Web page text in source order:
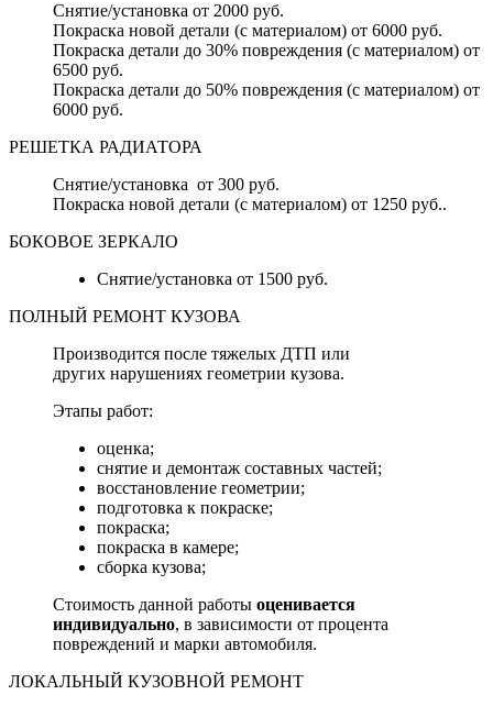
Снятие/установка от 2000 руб.
Покраска новой детали (с материалом) от 6000 руб.
Покраска детали до 30% повреждения (с материалом) от
6500 руб.
Покраска детали до 50% повреждения (с материалом) от
6000 руб.
РЕШЕТКА РАДИАТОРА
Снятие/установка от 300 руб.
Покраска новой детали (с материалом) от 1250 руб..
БОКОВОЕ ЗЕРКАЛО
Снятие/установка от 1500 руб.
ПОЛНЫЙ РЕМОНТ КУЗОВА
Производится после тяжелых ДТП или
других нарушениях геометрии кузова.
Этапы работ:
оценка;
снятие и демонтаж составных частей;
восстановление геометрии;
подготовка к покраске;
покраска;
покраска в камере;
сборка кузова;
Стоимость данной работы оценивается
индивидуально, в зависимости от процента
повреждений и марки автомобиля.
ЛОКАЛЬНЫЙ КУЗОВНОЙ РЕМОНТ